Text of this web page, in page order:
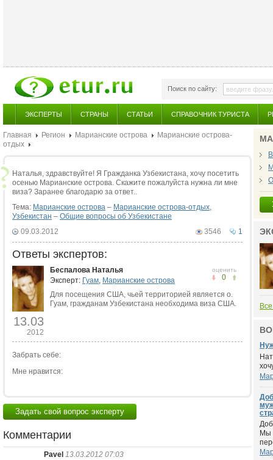
Поиск по сайту:
ЭКСПЕРТЫ СТРАНЫ СТАТЬИ СПРАВОЧНИК ТУРИСТА
Главная Регион Марианские острова
Марианские острова-
отдых
Наталья, здравствуйте! Я Гражданка Узбекистана, хочу посетить
осенью Марианские острова. Скажите пожалуйста нужна ли мне
виза? Заранее благодарю за ответ..
Тема: Марианские острова – Марианские острова-отдых,
Узбекистан – Общие вопросы об Узбекистане
1
3546
09.03.2012
Ответы экспертов:
13.03
2012
оценить
0
Беспалова Наталья
Эксперт: Гуам, Марианские острова
Для посещения США, чьей территорией является о.
Гуам, гражданам Узбекистана необходима виза США.
Забрать себе:
Мне нравится:
Задать свой вопрос эксперту
Комментарии
Pavel 13.03.2012 07:03
Мы